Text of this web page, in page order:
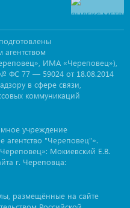
ИМА «Череповец»),
ФС 77 — 59024 от 18.08.2014
в сфере связи,
коммуникаций
учреждение
"Череповец"».
Мокиевский Е.В.
г. Череповца:
размещённые на сайте